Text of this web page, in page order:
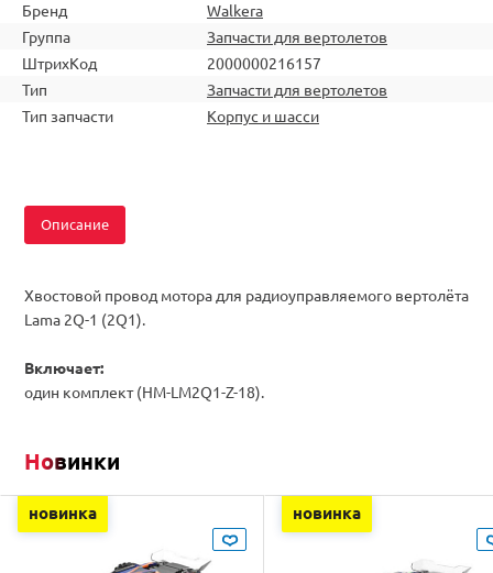
Бренд
Walkera
Группа
Запчасти для вертолетов
ШтрихКод
2000000216157
Тип
Запчасти для вертолетов
Тип запчасти
Корпус и шасси
Описание
Хвостовой провод мотора для радиоуправляемого вертолёта
Lama 2Q-1 (2Q1).
Включает:
один комплект (HM-LM2Q1-Z-18).
Новинки
новинка новинка